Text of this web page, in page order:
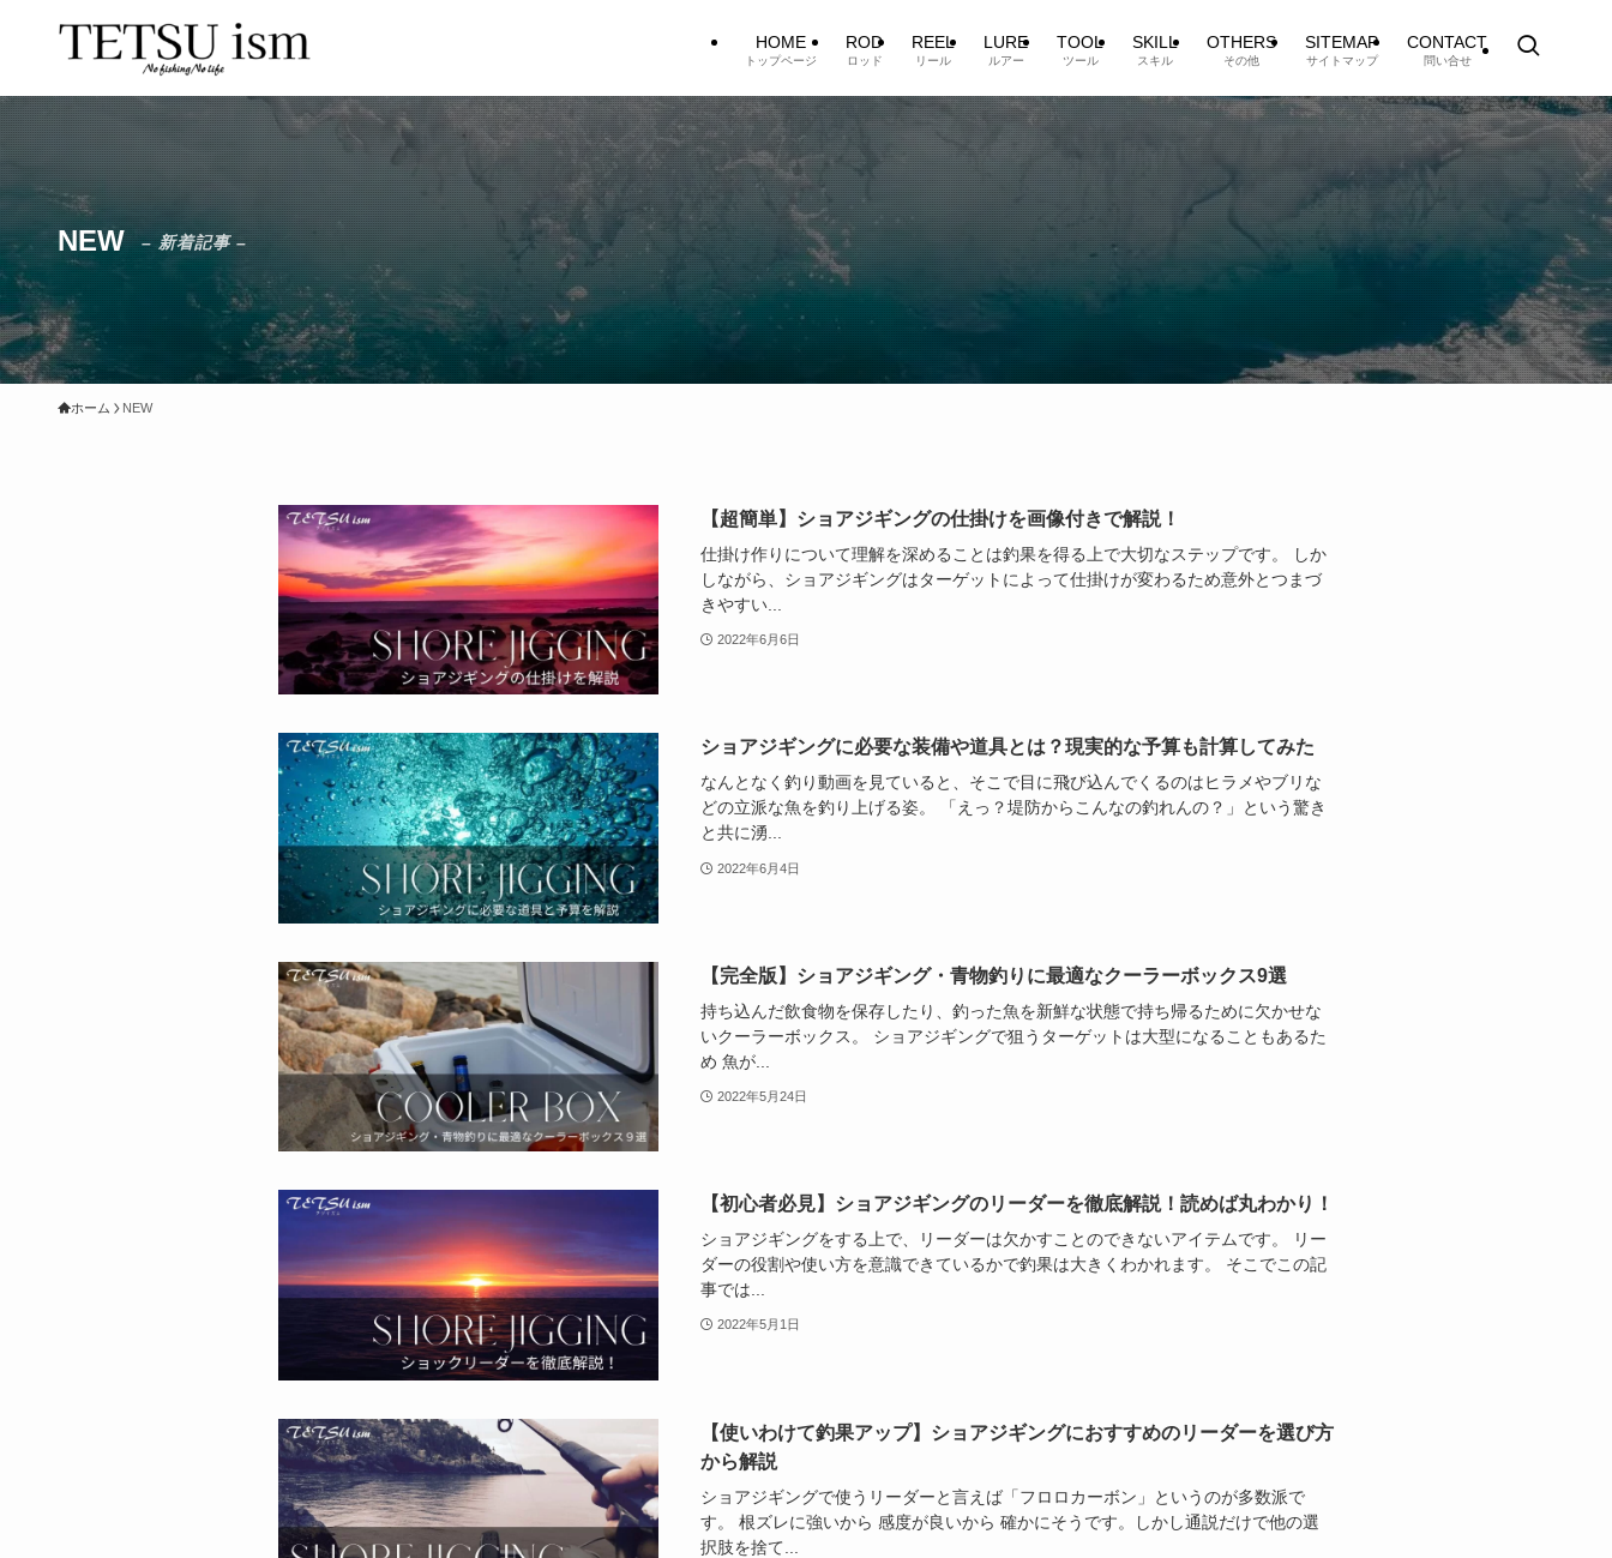
HOME
トップページ
ROD
ロッド
REEL
リール
LURE
ルアー
TOOL
ツール
SKILL
スキル
OTHERS
その他
SITEMAP
サイトマップ
CONTACT
問い合せ
NEW – 新着記事 –
ホーム NEW
【超簡単】ショアジギングの仕掛けを画像付きで解説！
仕掛け作りについて理解を深めることは釣果を得る上で大切なステップです。 しか
しながら、ショアジギングはターゲットによって仕掛けが変わるため意外とつまづ
きやすい...
2022年6月6日
ショアジギングに必要な装備や道具とは？現実的な予算も計算してみた
なんとなく釣り動画を見ていると、そこで目に飛び込んでくるのはヒラメやブリな
どの立派な魚を釣り上げる姿。 「えっ？堤防からこんなの釣れんの？」という驚き
と共に湧...
2022年6月4日
【完全版】ショアジギング・青物釣りに最適なクーラーボックス9選
持ち込んだ飲食物を保存したり、釣った魚を新鮮な状態で持ち帰るために欠かせな
いクーラーボックス。 ショアジギングで狙うターゲットは大型になることもあるた
め 魚が...
2022年5月24日
【初心者必見】ショアジギングのリーダーを徹底解説！読めば丸わかり！
ショアジギングをする上で、リーダーは欠かすことのできないアイテムです。 リー
ダーの役割や使い方を意識できているかで釣果は大きくわかれます。 そこでこの記
事では...
2022年5月1日
【使いわけて釣果アップ】ショアジギングにおすすめのリーダーを選び方
から解説
ショアジギングで使うリーダーと言えば「フロロカーボン」というのが多数派で
す。 根ズレに強いから 感度が良いから 確かにそうです。しかし通説だけで他の選
択肢を捨て...